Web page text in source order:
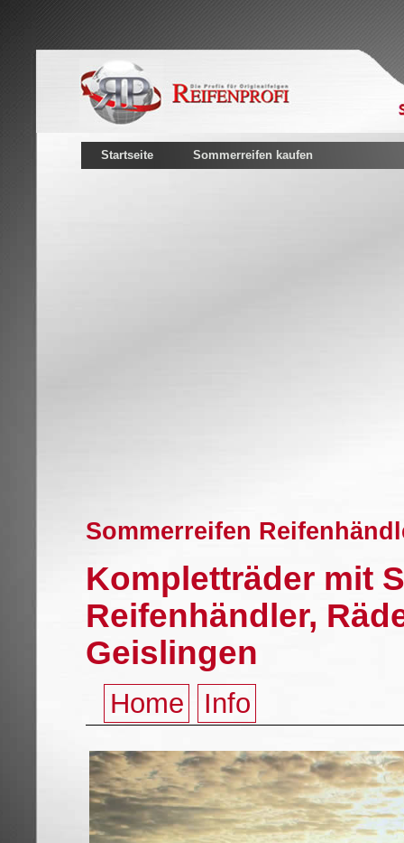
Startseite Sommerreifen kaufen
Sommerreifen
Kompletträder mit
Reifenhändler,
Geislingen
Home Info